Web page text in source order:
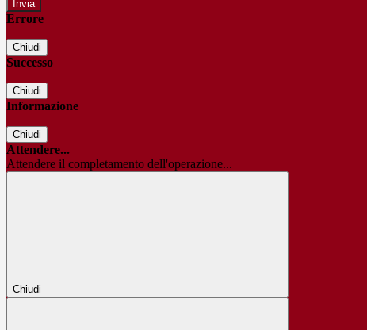
Errore
Chiudi
Successo
Chiudi
Informazione
Chiudi
Attendere...
Attendere il completamento dell'operazione...
Chiudi